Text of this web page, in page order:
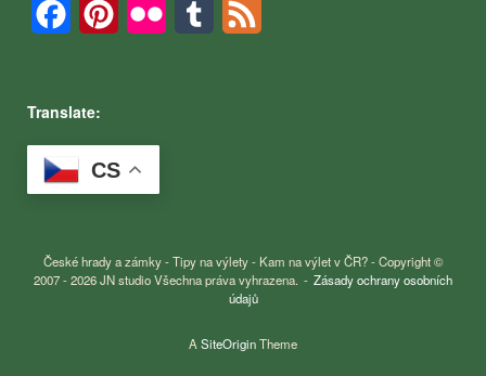
FacebookPinterestFlickr Tumblr
Translate:
CS
České hrady a zámky - Tipy na výlety - Kam na výlet v ČR? - Copyright ©
2007 - 2026 JN studio Všechna práva vyhrazena.
Zásady ochrany osobních
údajů
ASiteOriginTheme